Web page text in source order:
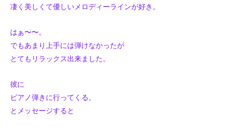
凄く美しくて優しいメロディーラインが好き。
はぁ〜〜。
でもあまり上手には弾けなかったが
とてもリラックス出来ました。
彼に
ピアノ弾きに行ってくる。
とメッセージすると